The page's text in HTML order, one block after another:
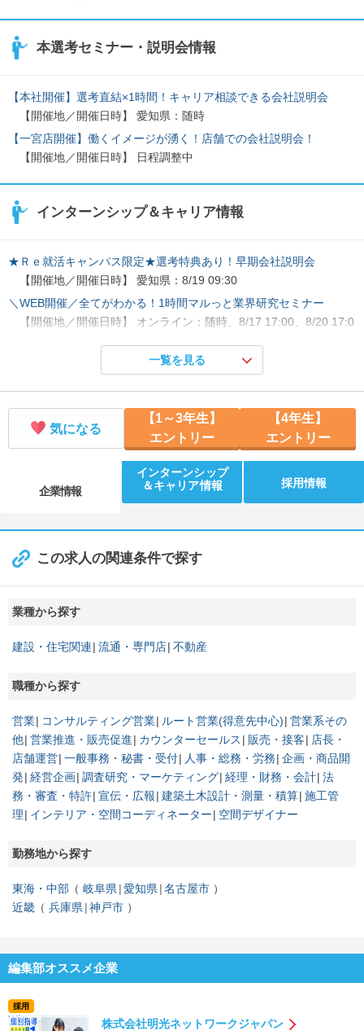
本選考セミナー・説明会情報
【本社開催】選考直結×1時間！キャリア相談できる会社説明会
【開催地／開催日時】 愛知県：随時
【一宮店開催】働くイメージが湧く！店舗での会社説明会！
【開催地／開催日時】 日程調整中
インターンシップ＆キャリア情報
★Ｒｅ就活キャンパス限定★選考特典あり！早期会社説明会
【開催地／開催日時】 愛知県：8/19 09:30
＼WEB開催／全てがわかる！1時間マルっと業界研究セミナー
【開催地／開催日時】 オンライン：随時、8/17 17:00、8/20 17:0
【文理不問！仕事体験】住宅リフォームのプランニング体験！
一覧を見る
気になる
【1～3年生】
エントリー
【4年生】
エントリー
企業情報
インターンシップ
＆キャリア情報
採用情報
この求人の関連条件で探す
業種から探す
建設・住宅関連 流通・専門店 不動産
職種から探す
営業 コンサルティング営業 ルート営業(得意先中心) 営業系その
他 営業推進・販売促進 カウンターセールス 販売・接客
店長・
店舗運営 一般事務・秘書・受付 人事・総務・労務 企画・商品開
発 経営企画 調査研究・マーケティング 経理・財務・会計 法
務・審査・特許 宣伝・広報 建築土木設計・測量・積算 施工管
理
インテリア・空間コーディネーター 空間デザイナー
勤務地から探す
東海・中部 岐阜県 愛知県 名古屋市
近畿
兵庫県 神戸市
編集部オススメ企業
採用
株式会社明光ネットワークジャパン